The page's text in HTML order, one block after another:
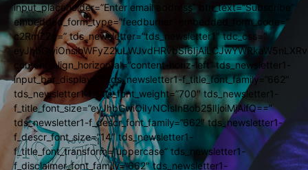
input_placeholder=”Enter email address” btn_text=”Subscribe”
embedded_form_type=”feedburner” embedded_form_code=”
c2RmZ2g=” tds_newsletter=”tds_newsletter1″ tdc_css=”
content_align_horizontal=”content-horiz-left” tds_newsletter1-
input_bar_display=”” tds_newsletter1-f_title_font_family=”662″
tds_newsletter1-f_title_font_weight=”700″ tds_newsletter1-
f_title_font_size=”eyJhbGwiOiIyNCIsInBob25lIjoiMjAifQ==”
tds_newsletter1-f_descr_font_family=”662″ tds_newsletter1-
f_descr_font_size=”14″ tds_newsletter1-
f_title_font_transform=”uppercase” tds_newsletter1-
f_disclaimer_font_family=”662″ tds_newsletter1-